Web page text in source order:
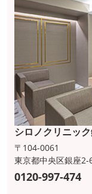
シロノクリニッ
〒104-0061
東京都中央区銀座
0120-997-474